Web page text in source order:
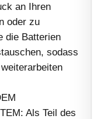
an Ihren
oder zu
die Batterien
sodass
Als Teil des